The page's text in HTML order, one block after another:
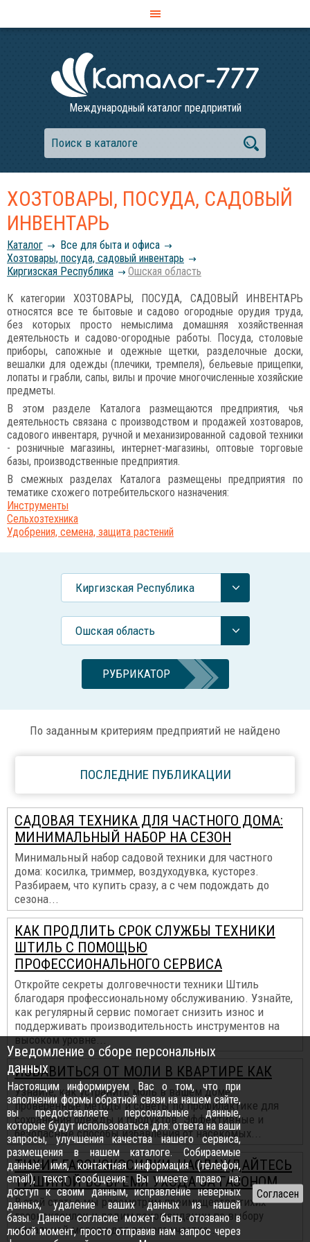
Международный каталог предприятий
ХОЗТОВАРЫ, ПОСУДА, САДОВЫЙ
ИНВЕНТАРЬ
Каталог
Все для быта и офиса
Хозтовары, посуда, садовый инвентарь
Киргизская Республика
Ошская область
К категории ХОЗТОВАРЫ, ПОСУДА, САДОВЫЙ ИНВЕНТАРЬ
относятся все те бытовые и садово огородные орудия труда,
без которых просто немыслима домашняя хозяйственная
деятельность и садово-огородные работы. Посуда, столовые
приборы, сапожные и одежные щетки, разделочные доски,
вешалки для одежды (плечики, тремпеля), бельевые прищепки,
лопаты и грабли, сапы, вилы и прочие многочисленные хозяйские
предметы.
В этом разделе Каталога размещаются предприятия, чья
деятельность связана с производством и продажей хозтоваров,
садового инвентаря, ручной и механизированной садовой техники
- розничные магазины, интернет-магазины, оптовые торговые
базы, производственные предприятия.
В смежных разделах Каталога размещены предприятия по
тематике схожего потребительского назначения:
Инструменты
Сельхозтехника
Удобрения, семена, защита растений
Киргизская Республика
Ошская область
РУБРИКАТОР
По заданным критериям предприятий не найдено
ПОСЛЕДНИЕ ПУБЛИКАЦИИ
САДОВАЯ ТЕХНИКА ДЛЯ ЧАСТНОГО ДОМА:
МИНИМАЛЬНЫЙ НАБОР НА СЕЗОН
Минимальный набор садовой техники для частного
дома: косилка, триммер, воздуходувка, кусторез.
Разбираем, что купить сразу, а с чем подождать до
сезона...
КАК ПРОДЛИТЬ СРОК СЛУЖБЫ ТЕХНИКИ
ШТИЛЬ С ПОМОЩЬЮ
ПРОФЕССИОНАЛЬНОГО СЕРВИСА
Откройте секреты долговечности техники Штиль
благодаря профессиональному обслуживанию. Узнайте,
как регулярный сервис помогает снизить износ и
поддерживать производительность инструментов на
высоком уровне...
ИЗБАВИТЬСЯ ОТ МОЛИ В КВАРТИРЕ КАК
Узнайте, как устранить моль в вашем доме:
проверенные методы и советы по профилактике для
сохранения одежды и продуктов. Эффективные и
безопасные способы избавления от насекомых...
ТИХИЕ ГАЗОНОКОСИЛКИ: НАСЛАЖДАЙТЕСЬ
ТИШИНОЙ ВО ВРЕМЯ УХОДА ЗА ГАЗОНОМ
В этой статье мы рассмотрим преимущества тихих
газонокосилок и дадим рекомендации по выбору
идеальной модели для вашего участка...
Уведомление о сборе персональных
данных
Настоящим информируем Вас о том, что при
заполнении формы обратной связи на нашем сайте,
вы предоставляете персональные данные,
которые будут использоваться для: ответа на ваши
запросы, улучшения качества нашего сервиса,
размещения в нашем каталоге. Собираемые
данные: имя, контактная информация (телефон,
email), текст сообщения. Вы имеете право на:
доступ к своим данным, исправление неверных
данных, удаление ваших данных из нашей
базы. Данное согласие может быть отозвано в
любой момент, просто отправив нам запрос через